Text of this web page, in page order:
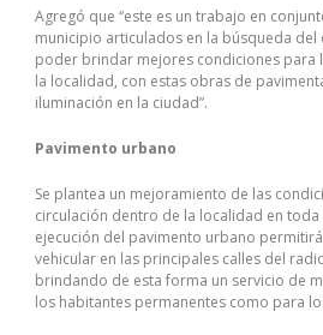
Agregó que “este es un trabajo en
municipio articulados en la búsqueda
poder brindar mejores condiciones para
la localidad, con estas obras de
iluminación en la ciudad”.
Pavimento urbano
Se plantea un mejoramiento de las
circulación dentro de la localidad en toda
ejecución del pavimento urbano
vehicular en las principales calles del
brindando de esta forma un servicio de
los habitantes permanentes como para